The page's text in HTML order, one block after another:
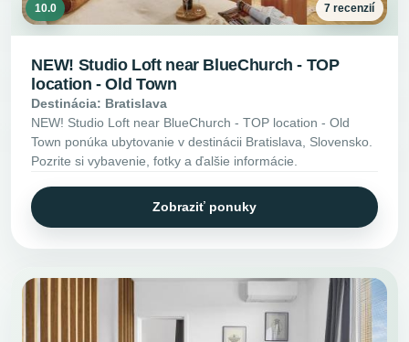
10.0 7 recenzií
NEW! Studio Loft near BlueChurch - TOP
location - Old Town
Destinácia: Bratislava
NEW! Studio Loft near BlueChurch - TOP location - Old
Town ponúka ubytovanie v destinácii Bratislava, Slovensko.
Pozrite si vybavenie, fotky a ďalšie informácie.
Zobraziť ponuky